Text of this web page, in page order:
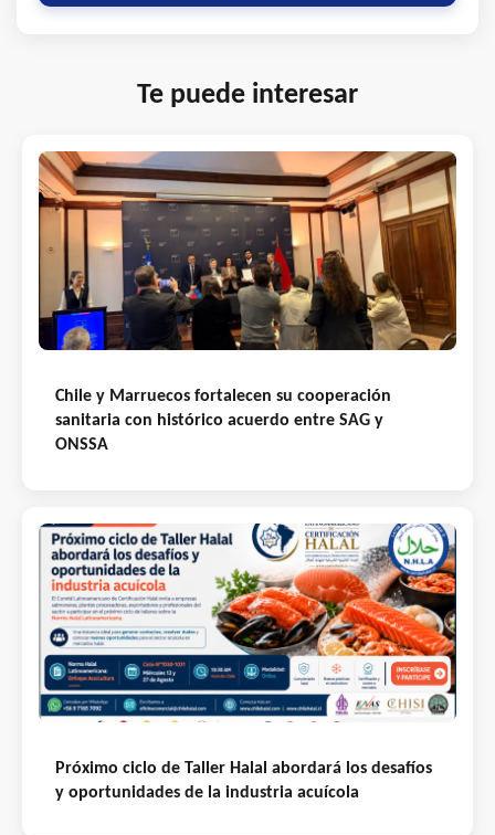
Te puede interesar
Chile y Marruecos fortalecen su cooperación
sanitaria con histórico acuerdo entre SAG y
ONSSA
Próximo ciclo de Taller Halal abordará los desafíos
y oportunidades de la industria acuícola